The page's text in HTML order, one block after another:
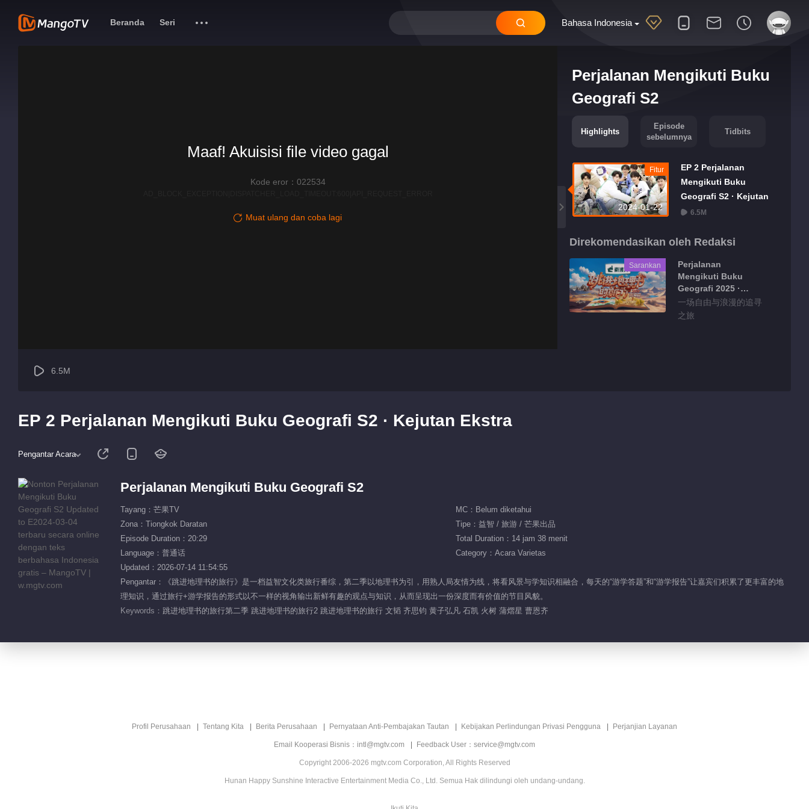
Bahasa Indonesia
Beranda Seri
Perjalanan Mengikuti Buku
Geografi S2
Highlights
Episode
sebelumnya
Tidbits
2024-01-22
Fitur
EP 2 Perjalanan
Mengikuti Buku
Geografi S2 · Kejutan
Ekstra
6.5M
Direkomendasikan oleh Redaksi
Sarankan
Perjalanan
Mengikuti Buku
Geografi 2025 ·
Qinghai
一场自由与浪漫的追寻
之旅
Maaf! Akuisisi file video gagal
Kode eror：022534
Muat ulang dan coba lagi
6.5M
EP 2 Perjalanan Mengikuti Buku Geografi S2 · Kejutan Ekstra
Pengantar Acara
Perjalanan Mengikuti Buku Geografi S2
Tayang：芒果TV
MC：Belum diketahui
Zona：Tiongkok Daratan
Tipe：益智 / 旅游 / 芒果出品
Episode Duration：20:29
Total Duration：14 jam 38 menit
Language：普通话
Category：Acara Varietas
Updated：2026-07-14 11:54:55
Pengantar：《跳进地理书的旅行》是一档益智文化类旅行番综，第二季以地理书为引，用熟人局友情为线，将看风景与学知识相融合，每天的“游学答题”和“游学报告”让嘉宾们积累了更丰富的地
理知识，通过旅行+游学报告的形式以不一样的视角输出新鲜有趣的观点与知识，从而呈现出一份深度而有价值的节目风貌。
Keywords： 跳进地理书的旅行第二季 跳进地理书的旅行2 跳进地理书的旅行 文韬 齐思钧 黄子弘凡 石凯 火树 蒲熠星 曹恩齐
Profil Perusahaan Tentang Kita Berita Perusahaan Pernyataan Anti-Pembajakan Tautan Kebijakan Perlindungan Privasi Pengguna Perjanjian Layanan
Email Kooperasi Bisnis：intl@mgtv.com Feedback User：service@mgtv.com
Copyright 2006-2026 mgtv.com Corporation, All Rights Reserved
Hunan Happy Sunshine Interactive Entertainment Media Co., Ltd. Semua Hak dilindungi oleh undang-undang.